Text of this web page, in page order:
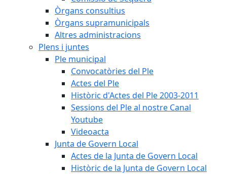
Òrgans consultius
Òrgans supramunicipals
Altres administracions
Plens i juntes
Ple municipal
Convocatòries del Ple
Actes del Ple
Històric d'Actes del Ple 2003-2011
Sessions del Ple al nostre Canal
Youtube
Videoacta
Junta de Govern Local
Actes de la Junta de Govern Local
Històric de la Junta de Govern Local